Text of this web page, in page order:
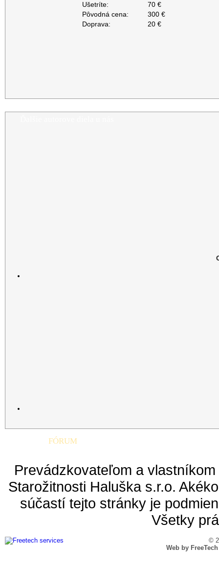
Ušetríte:
70 €
Pôvodná cena:
300 €
Doprava:
20 €
FÓRUM
Prevádzkovateľom a
Starožitnosti Haluška s.r.o.
súčastí tejto stránky je
Všetky
©
Web by